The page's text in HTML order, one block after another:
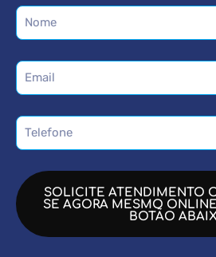
SOLICITE ATENDIMENTO
SE AGORA MESMO
BOTÃO